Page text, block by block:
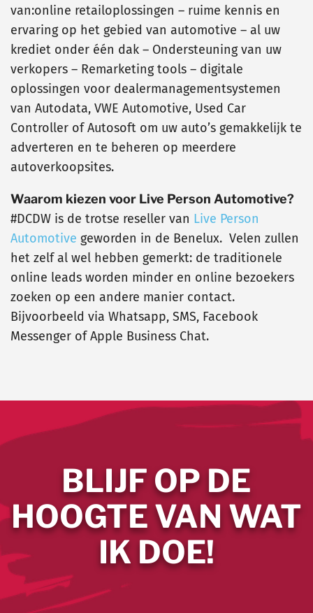
van:online retailoplossingen – ruime kennis en
ervaring op het gebied van automotive – al uw
krediet onder één dak – Ondersteuning van uw
verkopers – Remarketing tools – digitale
oplossingen voor dealermanagementsystemen
van Autodata, VWE Automotive, Used Car
Controller of Autosoft om uw auto’s gemakkelijk te
adverteren en te beheren op meerdere
autoverkoopsites.
Waarom kiezen voor Live Person Automotive?
#DCDW is de trotse reseller van Live Person
Automotive geworden in de Benelux. Velen zullen
het zelf al wel hebben gemerkt: de traditionele
online leads worden minder en online bezoekers
zoeken op een andere manier contact.
Bijvoorbeeld via Whatsapp, SMS, Facebook
Messenger of Apple Business Chat.
BLIJF OP DE
HOOGTE VAN WAT
IK DOE!